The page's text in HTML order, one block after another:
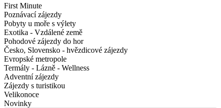
First Minute
Poznávací zájezdy
Pobyty u moře s výlety
Exotika - Vzdálené země
Pohodové zájezdy do hor
Česko, Slovensko - hvězdicové zájezdy
Evropské metropole
Termály - Lázně - Wellness
Adventní zájezdy
Zájezdy s turistikou
Velikonoce
Novinky